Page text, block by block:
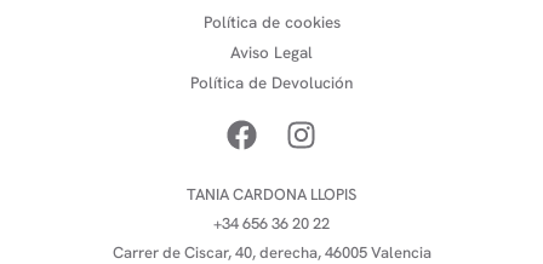
Política de cookies
Aviso Legal
Política de Devolución
TANIA CARDONA LLOPIS
+34 656 36 20 22
Carrer de Ciscar, 40, derecha, 46005 Valencia